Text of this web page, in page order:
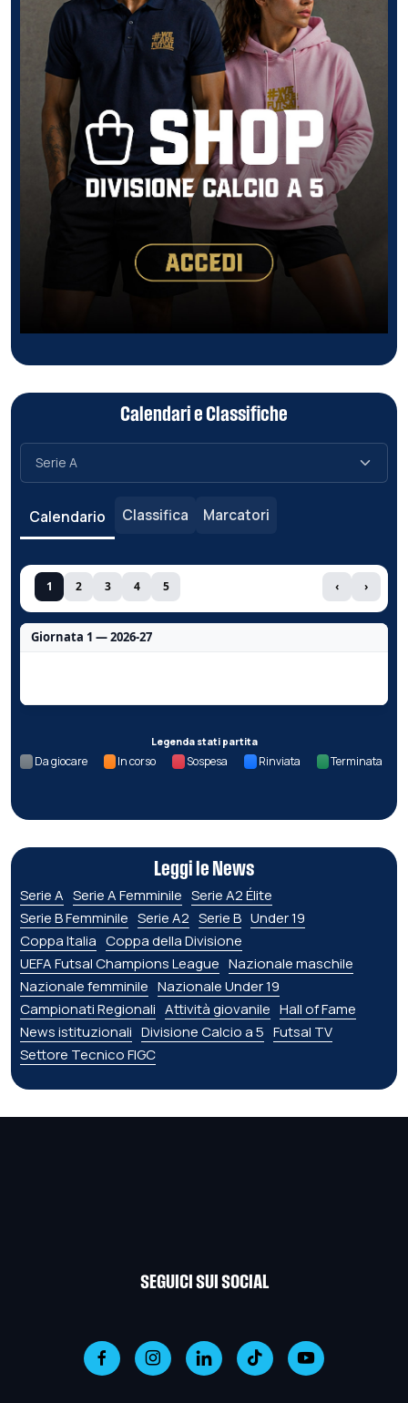
Calendari e Classifiche
Calendario Classifica Marcatori
1 2 3 4 5 ‹ ›
Giornata 1 — 2026-27
Legenda stati partita
Da giocare In corso Sospesa Rinviata Terminata
Leggi le News
Serie A Serie A Femminile Serie A2 Élite
Serie B Femminile Serie A2 Serie B Under 19
Coppa Italia Coppa della Divisione
UEFA Futsal Champions League Nazionale maschile
Nazionale femminile Nazionale Under 19
Campionati Regionali Attività giovanile Hall of Fame
News istituzionali Divisione Calcio a 5 Futsal TV
Settore Tecnico FIGC
SEGUICI SUI SOCIAL